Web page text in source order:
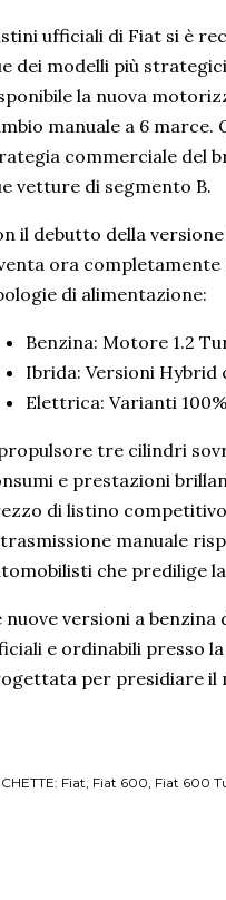
ufficiali di Fiat si è
dei modelli più
la nuova
manuale a 6
commerciale del
vetture di segmento B.
il debutto della
ora
di alimentazione:
Benzina: Motore 1.2
Ibrida: Versioni Hybrid
Elettrica: Varianti
tre cilindri
e prestazioni
di listino
manuale
che predilige
nuove versioni a
e ordinabili presso
per presidiare il
Fiat Fiat 600 Fiat 600